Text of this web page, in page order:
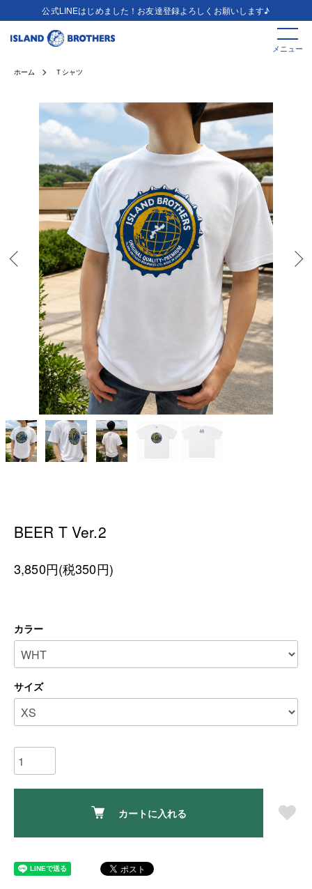
公式LINEはじめました！お友達登録よろしくお願いします♪
メニュー
ホーム Ｔシャツ
BEER T Ver.2
3,850円(税350円)
カラー
サイズ
カートに入れる